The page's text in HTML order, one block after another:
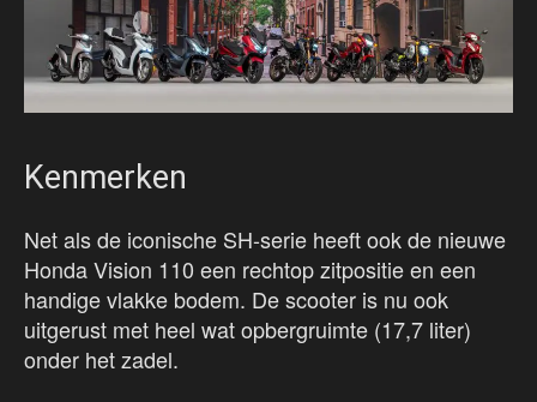
Kenmerken
Net als de iconische SH-serie heeft ook de nieuwe
Honda Vision 110 een rechtop zitpositie en een
handige vlakke bodem. De scooter is nu ook
uitgerust met heel wat opbergruimte (17,7 liter)
onder het zadel.